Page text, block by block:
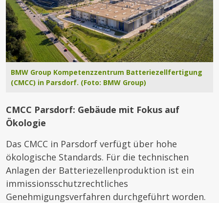
BMW Group Kompetenzzentrum Batteriezellfertigung
(CMCC) in Parsdorf. (Foto: BMW Group)
CMCC Parsdorf: Gebäude mit Fokus auf
Ökologie
Das CMCC in Parsdorf verfügt über hohe
ökologische Standards. Für die technischen
Anlagen der Batteriezellenproduktion ist ein
immissionsschutzrechtliches
Genehmigungsverfahren durchgeführt worden.